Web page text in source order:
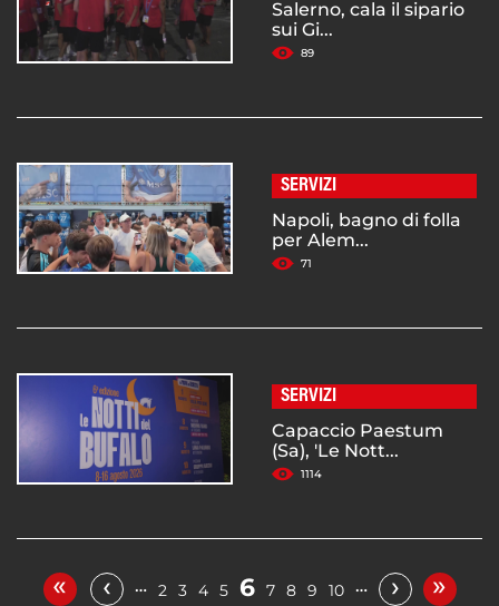
Salerno, cala il sipario
sui Gi...
89
SERVIZI
Napoli, bagno di folla
per Alem...
71
SERVIZI
Capaccio Paestum
(Sa), 'Le Nott...
1114
« ‹ … 2 3 4 5 6 7 8 9 10 … › »